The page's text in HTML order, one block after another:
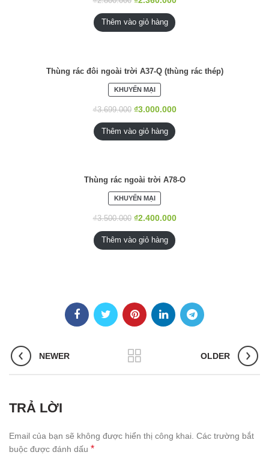
Thêm vào giỏ hàng
Thùng rác đôi ngoài trời A37-Q (thùng rác thép)
KHUYẾN MẠISẢN
PHẨM
ĐANG
GIÁ
₫3.699.000 ₫3.000.000
Thêm vào giỏ hàng
Thùng rác ngoài trời A78-O
KHUYẾN MẠISẢN
PHẨM
ĐANG
₫3.500.000 ₫2.400.000
Thêm vào giỏ hàng
NEWER OLDER
TRẢ LỜI
Email của bạn sẽ không được hiển thị công khai. Các trường bắt
buộc được đánh dấu *